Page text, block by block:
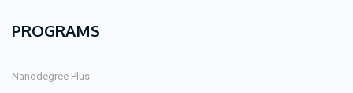
PROGRAMS
Nanodegree Plus